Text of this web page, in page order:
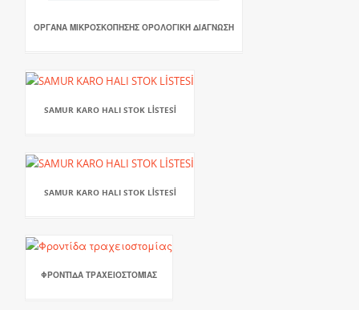
ΌΡΓΑΝΑ ΜΙΚΡΟΣΚΌΠΗΣΗΣ ΟΡΟΛΟΓΙΚΉ ΔΙΆΓΝΩΣΗ
SAMUR KARO HALI STOK LİSTESİ
SAMUR KARO HALI STOK LİSTESİ
ΦΡΟΝΤΊΔΑ ΤΡΑΧΕΙΟΣΤΟΜΊΑΣ